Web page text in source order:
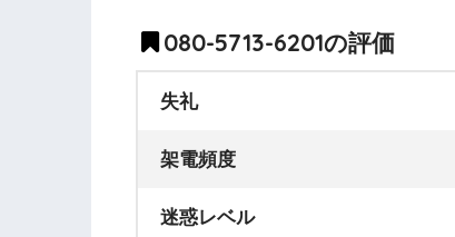
080-5713-6201の評価
失礼
架電頻度
迷惑レベル